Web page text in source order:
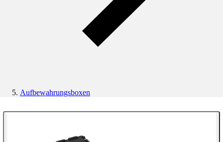
Aufbewahrungsboxen